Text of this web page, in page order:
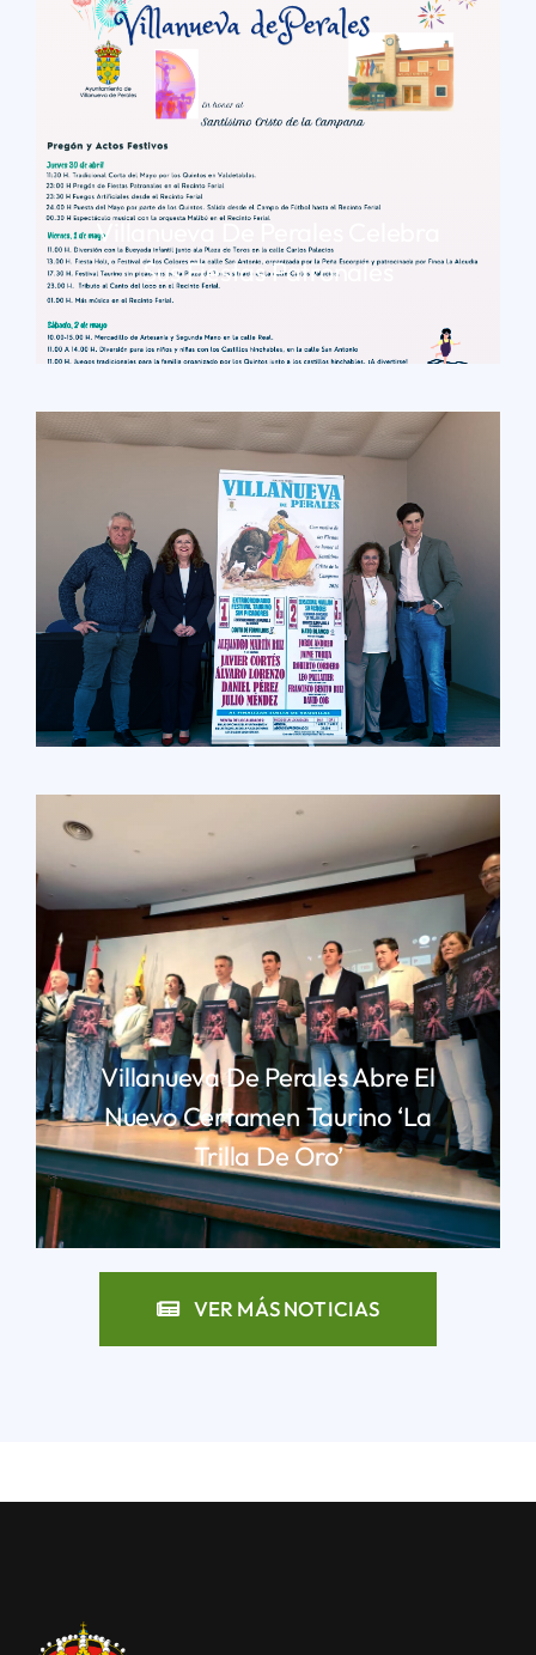
Villanueva De Perales Celebra
Sus Fiestas Patronales
LEER MÁS
Villanueva De Perales Abre El
Nuevo Certamen Taurino ‘La
Trilla De Oro’
LEER MÁS
VER MÁS NOTICIAS